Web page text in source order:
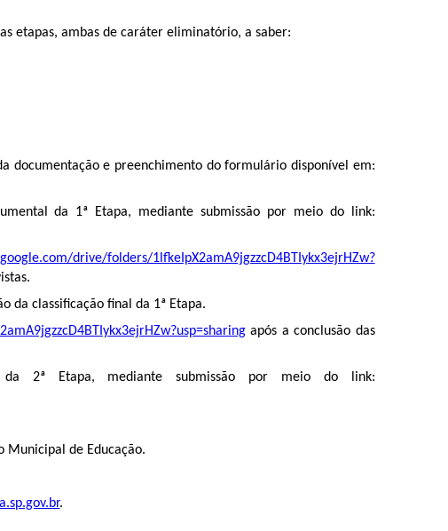
etapas, ambas de caráter eliminatório, a saber:
documentação e preenchimento do formulário disponível em:
da 1ª Etapa, mediante submissão por meio do link:
drive/folders/1lfkeIpX2amA9jgzzcD4BTIykx3ejrHZw?
da classificação final da 1ª Etapa.
após a conclusão das
2ª Etapa, mediante submissão por meio do link:
Municipal de Educação.
.